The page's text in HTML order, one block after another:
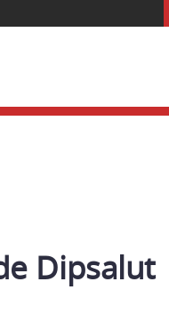
Dipsalut